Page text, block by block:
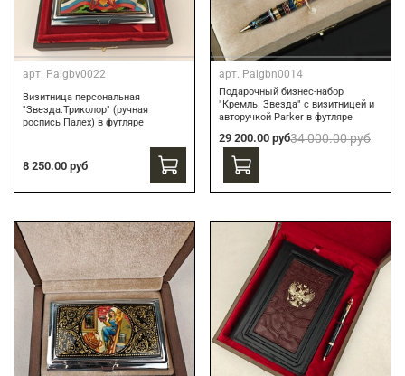
арт. Palgbv0022
Визитница персональная
"Звезда.Триколор" (ручная
роспись Палех) в футляре
8 250.00 руб
арт. Palgbn0014
Подарочный бизнес-набор
"Кремль. Звезда" с визитницей и
авторучкой Parker в футляре
29 200.00 руб34 000.00 руб